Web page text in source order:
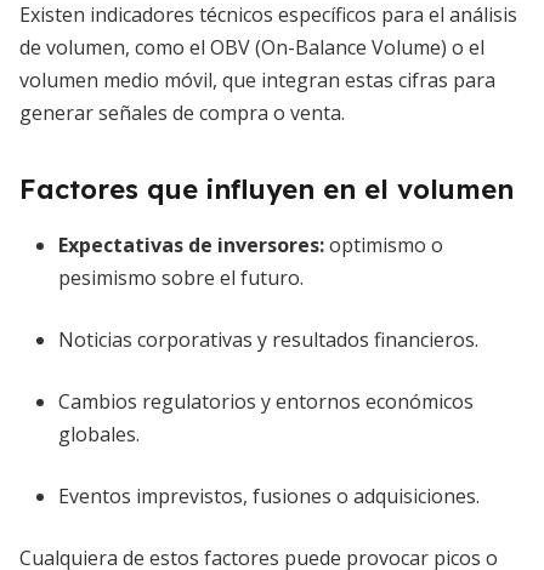
Existen indicadores técnicos específicos para el análisis
de volumen, como el OBV (On-Balance Volume) o el
volumen medio móvil, que integran estas cifras para
generar señales de compra o venta.
Factores que influyen en el volumen
Expectativas de inversores:optimismo o
pesimismo sobre el futuro.
Noticias corporativas y resultados financieros.
Cambios regulatorios y entornos económicos
globales.
Eventos imprevistos, fusiones o adquisiciones.
Cualquiera de estos factores puede provocar picos o